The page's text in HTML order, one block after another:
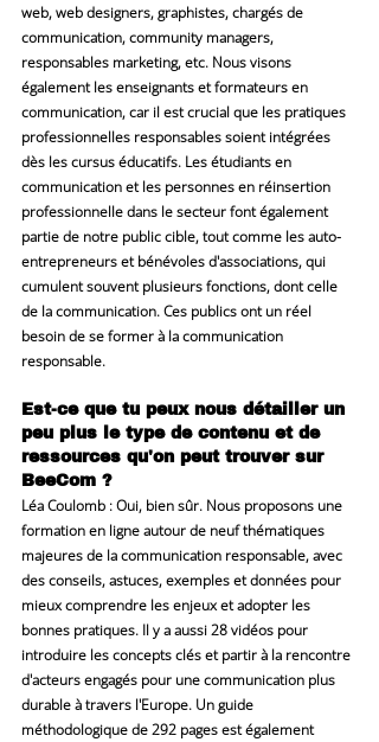
web, web designers, graphistes, chargés de
communication, community managers,
responsables marketing, etc. Nous visons
également les enseignants et formateurs en
communication, car il est crucial que les pratiques
professionnelles responsables soient intégrées
dès les cursus éducatifs. Les étudiants en
communication et les personnes en réinsertion
professionnelle dans le secteur font également
partie de notre public cible, tout comme les auto-
entrepreneurs et bénévoles d'associations, qui
cumulent souvent plusieurs fonctions, dont celle
de la communication. Ces publics ont un réel
besoin de se former à la communication
responsable.
Est-ce que tu peux nous détailler un
peu plus le type de contenu et de
ressources qu'on peut trouver sur
BeeCom ?
Léa Coulomb : Oui, bien sûr. Nous proposons une
formation en ligne autour de neuf thématiques
majeures de la communication responsable, avec
des conseils, astuces, exemples et données pour
mieux comprendre les enjeux et adopter les
bonnes pratiques. Il y a aussi 28 vidéos pour
introduire les concepts clés et partir à la rencontre
d'acteurs engagés pour une communication plus
durable à travers l'Europe. Un guide
méthodologique de 292 pages est également